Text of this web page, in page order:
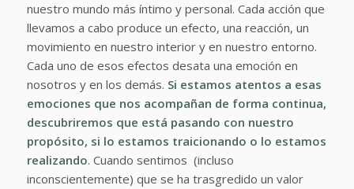
nuestro mundo más íntimo y personal. Cada acción que
llevamos a cabo produce un efecto, una reacción, un
movimiento en nuestro interior y en nuestro entorno.
Cada uno de esos efectos desata una emoción en
nosotros y en los demás. Si estamos atentos a esas
emociones que nos acompañan de forma continua,
descubriremos que está pasando con nuestro
propósito, si lo estamos traicionando o lo estamos
realizando. Cuando sentimos (incluso
inconscientemente) que se ha trasgredido un valor